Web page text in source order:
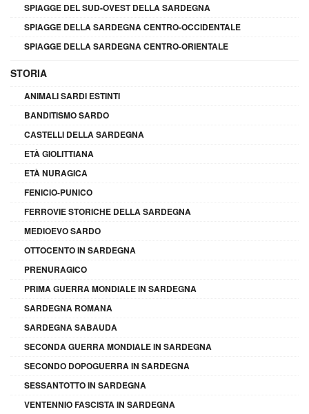
SPIAGGE DEL SUD-OVEST DELLA SARDEGNA
SPIAGGE DELLA SARDEGNA CENTRO-OCCIDENTALE
SPIAGGE DELLA SARDEGNA CENTRO-ORIENTALE
STORIA
ANIMALI SARDI ESTINTI
BANDITISMO SARDO
CASTELLI DELLA SARDEGNA
ETÀ GIOLITTIANA
ETÀ NURAGICA
FENICIO-PUNICO
FERROVIE STORICHE DELLA SARDEGNA
MEDIOEVO SARDO
OTTOCENTO IN SARDEGNA
PRENURAGICO
PRIMA GUERRA MONDIALE IN SARDEGNA
SARDEGNA ROMANA
SARDEGNA SABAUDA
SECONDA GUERRA MONDIALE IN SARDEGNA
SECONDO DOPOGUERRA IN SARDEGNA
SESSANTOTTO IN SARDEGNA
VENTENNIO FASCISTA IN SARDEGNA